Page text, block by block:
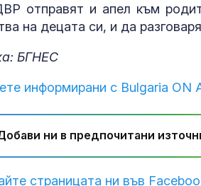
отправят и апел към
на децата си, и да
БГНЕС
информирани с Bulgaria ON
ни в предпочитани
страницата ни във